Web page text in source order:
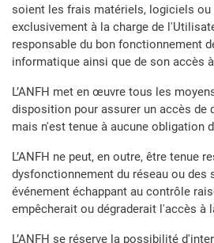
soient les frais matériels, logiciels
exclusivement à la charge de
responsable du bon fonctionnement
informatique ainsi que de son accès
L’ANFH met en œuvre tous les
disposition pour assurer un accès de
mais n'est tenue à aucune obligation
L’ANFH ne peut, en outre, être tenue
dysfonctionnement du réseau ou des
événement échappant au contrôle
empêcherait ou dégraderait l'accès à
L’ANFH se réserve la possibilité